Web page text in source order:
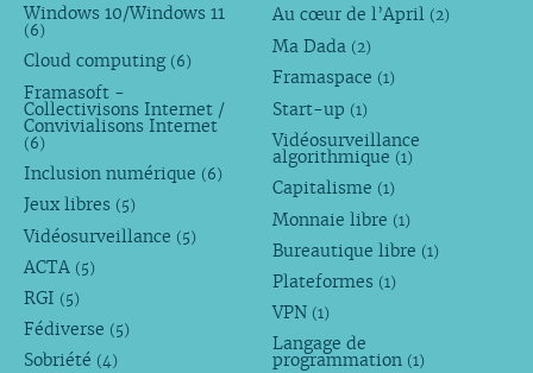
Windows 10/Windows 11
(6)
Cloud computing (6)
Framasoft -
Collectivisons Internet /
Convivialisons Internet
(6)
Inclusion numérique (6)
Jeux libres (5)
Vidéosurveillance (5)
ACTA (5)
RGI (5)
Fédiverse (5)
Sobriété (4)
Au cœur de l’April (2)
Ma Dada (2)
Framaspace (1)
Start-up (1)
Vidéosurveillance
algorithmique (1)
Capitalisme (1)
Monnaie libre (1)
Bureautique libre (1)
Plateformes (1)
VPN (1)
Langage de
programmation (1)